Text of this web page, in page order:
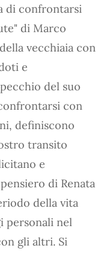
di confrontarsi
di Marco
vecchiaia con
e
del suo
con
definiscono
transito
e
di Renata
della vita
personali nel
gli altri. Si